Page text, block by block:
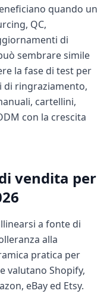
quando un
QC,
di
sembrare simile
la fase di test per
di ringraziamento,
cartellini,
con la crescita
vendita per
a fonte di
alla
pratica per
valutano Shopify,
eBay ed Etsy.